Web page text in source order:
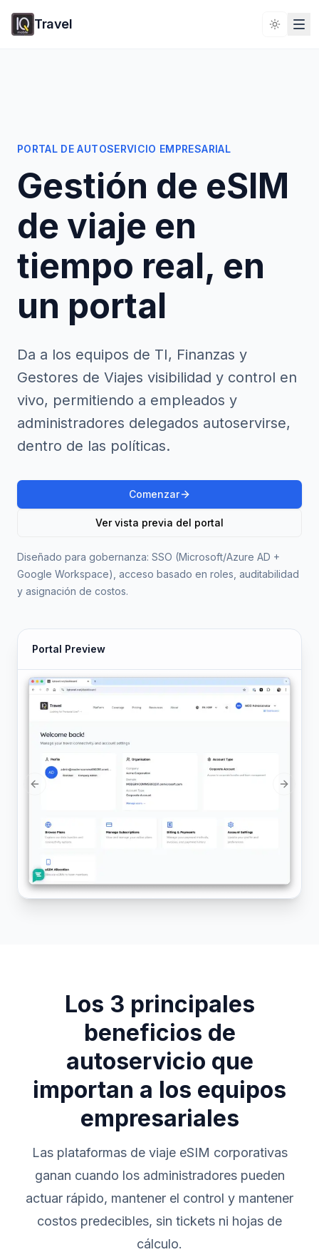
Travel Toggle
PORTAL DE AUTOSERVICIO EMPRESARIAL
Gestión de eSIM
de viaje en
tiempo real, en
un portal
Da a los equipos de TI, Finanzas y
Gestores de Viajes visibilidad y control en
vivo, permitiendo a empleados y
administradores delegados autoservirse,
dentro de las políticas.
Comenzar
Ver vista previa del portal
Diseñado para gobernanza: SSO (Microsoft/Azure AD +
Google Workspace), acceso basado en roles, auditabilidad
y asignación de costos.
Portal Preview
Previous slide Next
Los 3 principales
beneficios de
autoservicio que
importan a los equipos
empresariales
Las plataformas de viaje eSIM corporativas
ganan cuando los administradores pueden
actuar rápido, mantener el control y mantener
costos predecibles, sin tickets ni hojas de
cálculo.